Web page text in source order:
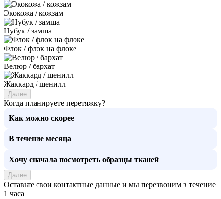
Экокожа / кожзам
Нубук / замша
Флок / флок на флоке
Велюр / бархат
Жаккард / шенилл
Далее
Когда планируете перетяжку?
Как можно скорее
В течение месяца
Хочу сначала посмотреть образцы тканей
Далее
Оставьте свои контактные данные и мы перезвоним в течение
1 часа